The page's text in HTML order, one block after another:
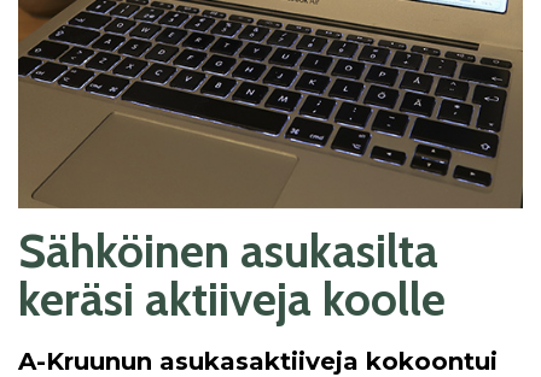
Sähköinen asukasilta
keräsi aktiiveja koolle
A-Kruunun asukasaktiiveja kokoontui